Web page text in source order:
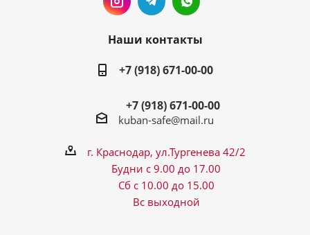
Наши контакты
+7 (918) 671-00-00
+7 (918) 671-00-00
kuban-safe@mail.ru
г. Краснодар, ул.Тургенева 42/2
Будни с 9.00 до 17.00
Сб с 10.00 до 15.00
Вс выходной